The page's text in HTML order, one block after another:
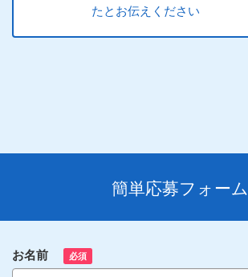
たとお伝えください
簡単応募フォーム
お名前 必須